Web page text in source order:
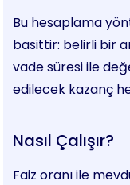
Bu hesaplama
basittir: belirli bir
vade süresi ile
edilecek kazanç
Nasıl Çalışır?
Faiz oranı ile